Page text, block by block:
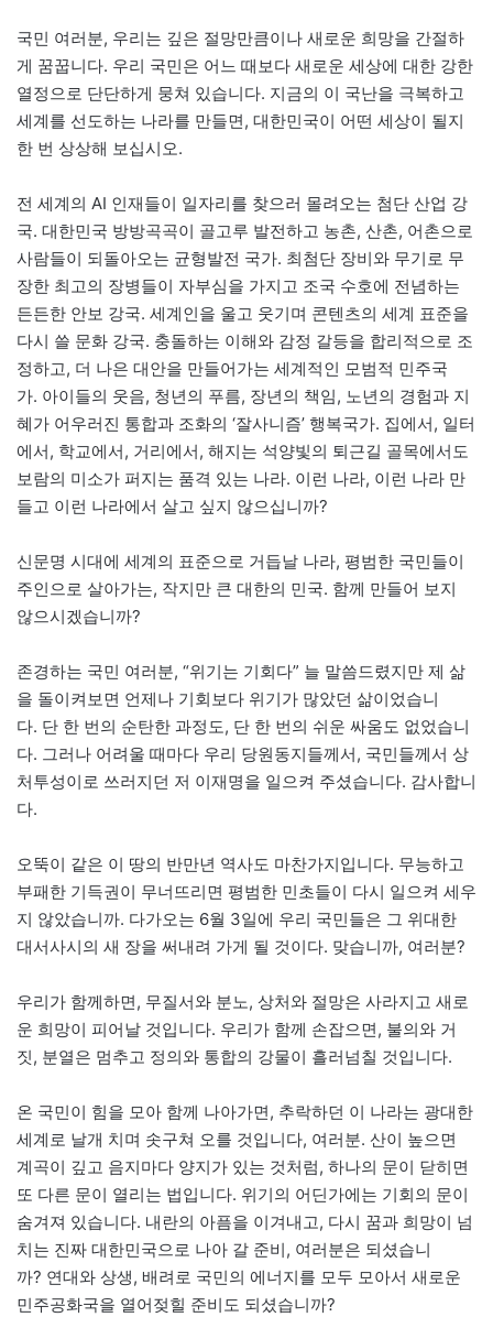
국민 여러분, 우리는 깊은 절망만큼이나 새로운 희망을 간절하
게 꿈꿉니다. 우리 국민은 어느 때보다 새로운 세상에 대한 강한
열정으로 단단하게 뭉쳐 있습니다. 지금의 이 국난을 극복하고
세계를 선도하는 나라를 만들면, 대한민국이 어떤 세상이 될지
한 번 상상해 보십시오.
전 세계의 AI 인재들이 일자리를 찾으러 몰려오는 첨단 산업 강
국. 대한민국 방방곡곡이 골고루 발전하고 농촌, 산촌, 어촌으로
사람들이 되돌아오는 균형발전 국가. 최첨단 장비와 무기로 무
장한 최고의 장병들이 자부심을 가지고 조국 수호에 전념하는
든든한 안보 강국. 세계인을 울고 웃기며 콘텐츠의 세계 표준을
다시 쓸 문화 강국. 충돌하는 이해와 감정 갈등을 합리적으로 조
정하고, 더 나은 대안을 만들어가는 세계적인 모범적 민주국
가. 아이들의 웃음, 청년의 푸름, 장년의 책임, 노년의 경험과 지
혜가 어우러진 통합과 조화의 ‘잘사니즘’ 행복국가. 집에서, 일터
에서, 학교에서, 거리에서, 해지는 석양빛의 퇴근길 골목에서도
보람의 미소가 퍼지는 품격 있는 나라. 이런 나라, 이런 나라 만
들고 이런 나라에서 살고 싶지 않으십니까?
신문명 시대에 세계의 표준으로 거듭날 나라, 평범한 국민들이
주인으로 살아가는, 작지만 큰 대한의 민국. 함께 만들어 보지
않으시겠습니까?
존경하는 국민 여러분, “위기는 기회다” 늘 말씀드렸지만 제 삶
을 돌이켜보면 언제나 기회보다 위기가 많았던 삶이었습니
다. 단 한 번의 순탄한 과정도, 단 한 번의 쉬운 싸움도 없었습니
다. 그러나 어려울 때마다 우리 당원동지들께서, 국민들께서 상
처투성이로 쓰러지던 저 이재명을 일으켜 주셨습니다. 감사합니
다.
오뚝이 같은 이 땅의 반만년 역사도 마찬가지입니다. 무능하고
부패한 기득권이 무너뜨리면 평범한 민초들이 다시 일으켜 세우
지 않았습니까. 다가오는 6월 3일에 우리 국민들은 그 위대한
대서사시의 새 장을 써내려 가게 될 것이다. 맞습니까, 여러분?
우리가 함께하면, 무질서와 분노, 상처와 절망은 사라지고 새로
운 희망이 피어날 것입니다. 우리가 함께 손잡으면, 불의와 거
짓, 분열은 멈추고 정의와 통합의 강물이 흘러넘칠 것입니다.
온 국민이 힘을 모아 함께 나아가면, 추락하던 이 나라는 광대한
세계로 날개 치며 솟구쳐 오를 것입니다, 여러분. 산이 높으면
계곡이 깊고 음지마다 양지가 있는 것처럼, 하나의 문이 닫히면
또 다른 문이 열리는 법입니다. 위기의 어딘가에는 기회의 문이
숨겨져 있습니다. 내란의 아픔을 이겨내고, 다시 꿈과 희망이 넘
치는 진짜 대한민국으로 나아 갈 준비, 여러분은 되셨습니
까? 연대와 상생, 배려로 국민의 에너지를 모두 모아서 새로운
민주공화국을 열어젖힐 준비도 되셨습니까?